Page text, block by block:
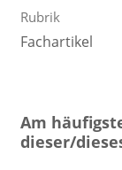
Rubrik
Fachartikel
Am
dieser/